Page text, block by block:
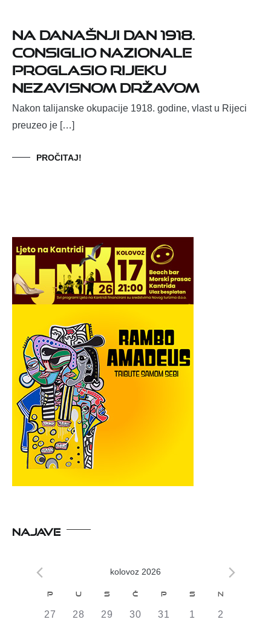
Na današnji dan 1918.
Consiglio Nazionale
proglasio Rijeku
nezavisnom državom
Nakon talijanske okupacije 1918. godine, vlast u Rijeci
preuzeo je […]
PROČITAJ!
NAJAVE
kolovoz 2026
Kalendar
od
P U S Č P S N
0
27
0
28
0
29
0
30
0
31
0
1
0
2